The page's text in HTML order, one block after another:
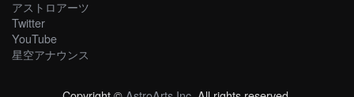
アストロアーツ
Twitter
YouTube
星空アナウンス